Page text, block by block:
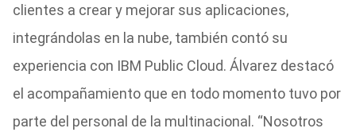
clientes a crear y mejorar sus aplicaciones,
integrándolas en la nube, también contó su
experiencia con IBM Public Cloud. Álvarez destacó
el acompañamiento que en todo momento tuvo por
parte del personal de la multinacional. “Nosotros